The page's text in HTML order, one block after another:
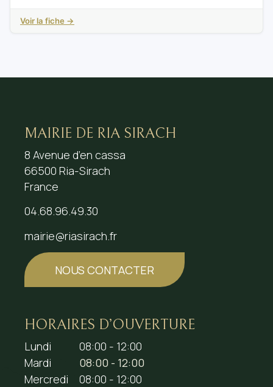
Voir la fiche →
MAIRIE DE RIA SIRACH
8 Avenue d’en cassa
66500 Ria-Sirach
France
04.68.96.49.30
mairie@riasirach.fr
NOUS CONTACTER
HORAIRES D’OUVERTURE
Lundi
08:00 - 12:00
Mardi
08:00 - 12:00
Mercredi
08:00 - 12:00